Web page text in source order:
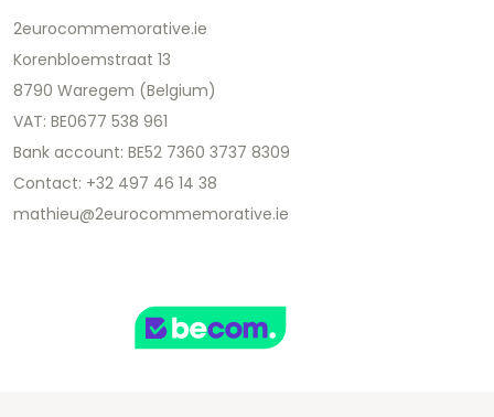
2eurocommemorative.ie
Korenbloemstraat 13
8790 Waregem (Belgium)
VAT: BE0677 538 961
Bank account: BE52 7360 3737 8309
Contact: +32 497 46 14 38
mathieu@2eurocommemorative.ie